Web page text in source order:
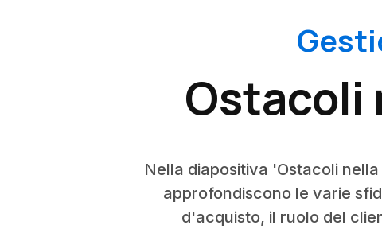
Ostacoli
Nella diapositiva 'Ostacoli
approfondiscono le varie
d'acquisto, il ruolo del